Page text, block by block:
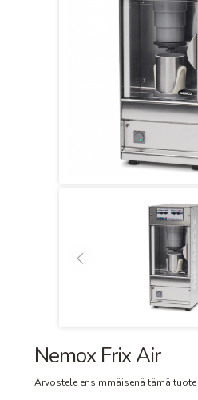
Nemox Frix Air
Arvostele ensimmäisenä tämä tuote